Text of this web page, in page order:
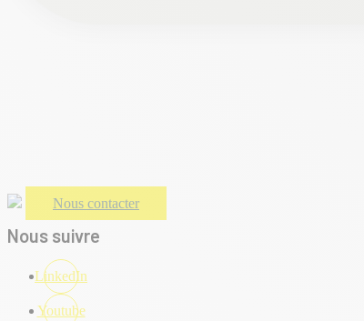
Nous contacter
Nous suivre
LinkedIn
Youtube